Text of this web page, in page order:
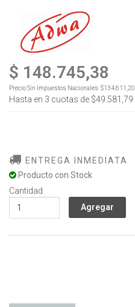
$ 148.745,38
Precio Sin Impuestos Nacionales:$134.611,20
Hasta en 3 cuotas de $49.581,79
ENTREGA INMEDIATA
Producto con Stock
Cantidad